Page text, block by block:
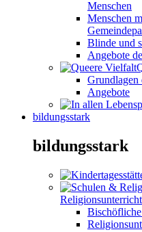
Menschen
Menschen
Blinde und
Angebote
Grundlagen
Angebote
bildungsstark
bildungsstark
Religionsunterricht